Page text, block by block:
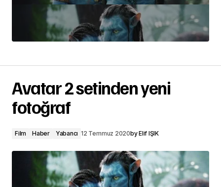
Avatar 2 setinden yeni
fotoğraf
Film Haber Yabancı 12 Temmuz 2020byElif IŞIK